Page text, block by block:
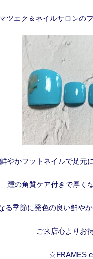
ツエク＆ネイルサロンの
鮮やかフットネイルで足元
踵の角質ケア付きで厚く
る季節に発色の良い鮮や
ご来店心よりお
☆FRAMES